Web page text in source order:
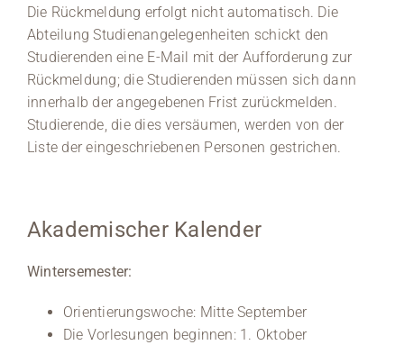
Die Rückmeldung erfolgt nicht automatisch. Die
Abteilung Studienangelegenheiten schickt den
Studierenden eine E-Mail mit der Aufforderung zur
Rückmeldung; die Studierenden müssen sich dann
innerhalb der angegebenen Frist zurückmelden.
Studierende, die dies versäumen, werden von der
Liste der eingeschriebenen Personen gestrichen.
Akademischer Kalender
Wintersemester:
Orientierungswoche: Mitte September
Die Vorlesungen beginnen: 1. Oktober